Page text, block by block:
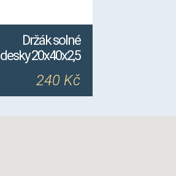
Držák solné
desky 20x40x2,5
240 Kč